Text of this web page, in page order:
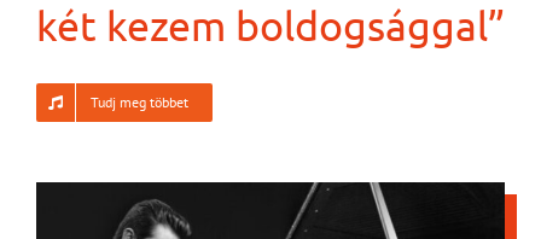
két kezem boldogsággal”
Tudj meg többet